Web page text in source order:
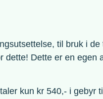
til bruk i
Dette er en egen
kun kr 540,- i gebyr